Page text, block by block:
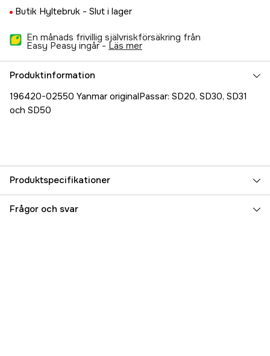
Butik Hyltebruk - Slut i lager
En månads frivillig självriskförsäkring från
Easy Peasy ingår - läs mer
Produktinformation
196420-02550 Yanmar originalPassar: SD20, SD30, SD31
och SD50
Produktspecifikationer
Referensnummer 5000025941
Frågor och svar